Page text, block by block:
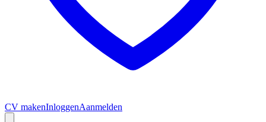
CV makenInloggenAanmelden